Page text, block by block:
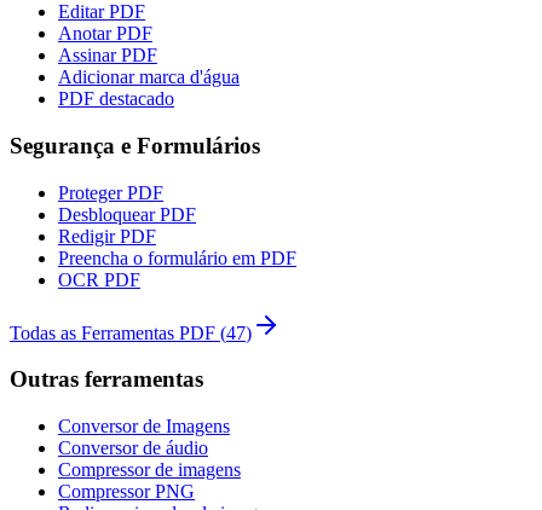
Editar PDF
Anotar PDF
Assinar PDF
Adicionar marca d'água
PDF destacado
Segurança e Formulários
Proteger PDF
Desbloquear PDF
Redigir PDF
Preencha o formulário em PDF
OCR PDF
Todas as Ferramentas PDF (47)
Outras ferramentas
Conversor de Imagens
Conversor de áudio
Compressor de imagens
Compressor PNG